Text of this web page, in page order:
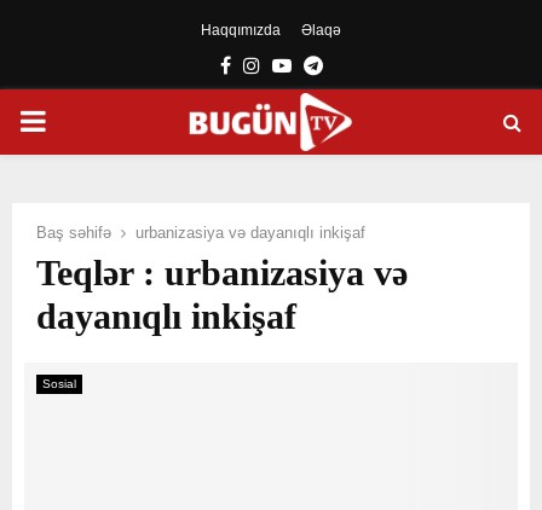
Haqqımızda Əlaqə
Facebook
Instagram
YoutubeTelegram
PRIMARY
Baş səhifə urbanizasiya və dayanıqlı inkişaf
Teqlər : urbanizasiya və
dayanıqlı inkişaf
Sosial